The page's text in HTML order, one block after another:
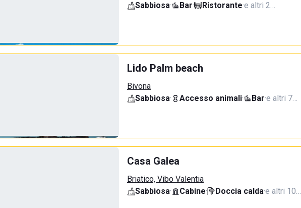
Sabbiosa· Bar· Ristorante·e altri 2…
Lido Palm beach
Bivona
Sabbiosa· Accesso animali· Bar·e altri 7…
Casa Galea
Briatico, Vibo Valentia
Sabbiosa· Cabine· Doccia calda·e altri 10…